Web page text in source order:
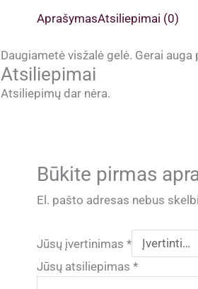
AprašymasAtsiliepimai (0)
Daugiametė visžalė gelė. Gerai
Atsiliepimai
Atsiliepimų dar nėra.
Būkite pirmas
El. pašto adresas nebus
Jūsų įvertinimas *
Jūsų atsiliepimas *